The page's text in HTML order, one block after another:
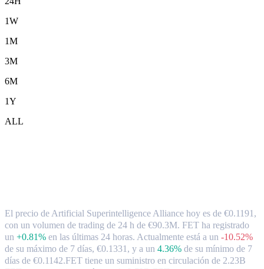
1W
1M
3M
6M
1Y
ALL
El precio de Artificial Superintelligence Alliance hoy es de €0.1191,
con un volumen de trading de 24 h de €90.3M. FET ha registrado
un +0.81% en las últimas 24 horas. Actualmente está a un -10.52%
de su máximo de 7 días, €0.1331, y a un 4.36% de su mínimo de 7
días de €0.1142.FET tiene un suministro en circulación de 2.23B